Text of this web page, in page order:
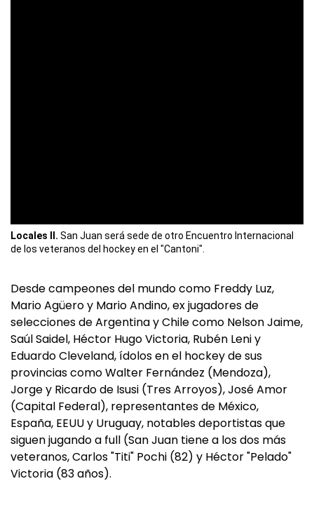
Locales II. San Juan será sede de otro Encuentro Internacional
de los veteranos del hockey en el "Cantoni".
Desde campeones del mundo como Freddy Luz,
Mario Agüero y Mario Andino, ex jugadores de
selecciones de Argentina y Chile como Nelson Jaime,
Saúl Saidel, Héctor Hugo Victoria, Rubén Leni y
Eduardo Cleveland, ídolos en el hockey de sus
provincias como Walter Fernández (Mendoza),
Jorge y Ricardo de Isusi (Tres Arroyos), José Amor
(Capital Federal), representantes de México,
España, EEUU y Uruguay, notables deportistas que
siguen jugando a full (San Juan tiene a los dos más
veteranos, Carlos "Titi" Pochi (82) y Héctor "Pelado"
Victoria (83 años).